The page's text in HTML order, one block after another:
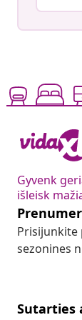
Gyvenk
išleisk
Prisijunkite
sezonines
Sutarties